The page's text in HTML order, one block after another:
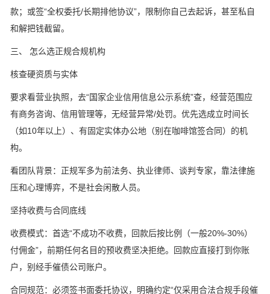
款；或签“全权委托/长期排他协议”，限制你自己去起诉，甚至私自
和解把钱截留。
三、 怎么选正规合规机构
核查硬资质与实体
要求看营业执照，去“国家企业信用信息公示系统”查，经营范围应
有商务咨询、信用管理等，无经营异常/处罚。优先选成立时间长
（如10年以上）、有固定实体办公地（别在咖啡馆签合同）的机
构。
看团队背景：正规军多为前法务、执业律师、谈判专家，靠法律施
压和心理博弈，不是社会闲散人员。
坚持收费与合同底线
收费模式：首选“不成功不收费，回款后按比例（一般20%-30%）
付佣金”，前期任何名目的预收费坚决拒绝。回款应直接打到你账
户，别经手催债公司账户。
合同规范：必须签书面委托协议，明确约定“仅采用合法合规手段催